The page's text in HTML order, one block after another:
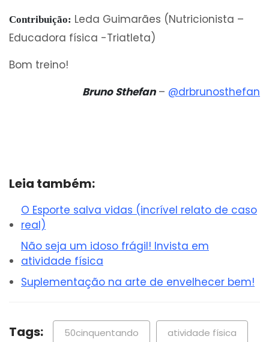
Contribuição: Leda Guimarães (Nutricionista –
Educadora física -Triatleta)
Bom treino!
Bruno Sthefan– @drbrunosthefan
Leia também:
O Esporte salva vidas (incrível relato de caso
real)
Não seja um idoso frágil! Invista em
atividade física
Suplementação na arte de envelhecer bem!
Tags: 50cinquentando atividade física